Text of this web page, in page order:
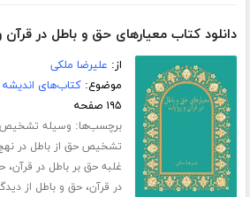
دانلود کتاب معیارهای حق و باطل در قرآن
از: علیرضا ملکی
موضوع:کتاب‌های
۱۹۵ صفحه
برچسب‌ها: وسیله
تشخیص حق از باطل در نهج
غلبه حق بر باطل در قرآن،
در قرآن،حق و باطل از